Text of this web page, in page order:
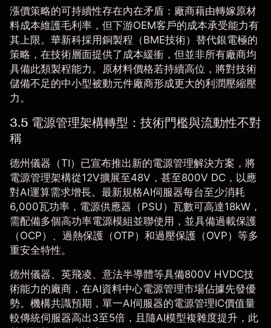
漲價策略的可持續性存在內在矛盾：廠商藉由轉嫁原材
料成本維護毛利率，但下游OEM客戶的成本承受能力有
其上限。華新科採用銅製程（BME技術）替代銀電極的
策略，在技術層面提供了成本緩衝，但並非所有廠商均
具備此類製程能力。原材料價格若持續高位，將對技術
儲備不足的中小型被動元件廠商形成更大的利潤壓縮壓
力。
3.5 電源管理架構轉型：技術門檻與流動性不對
稱
德州儀器（TI）已宣布推出新的電源管理解決方案，將
電源管理架構從12V擴展至48V，甚至800V DC，以應
對AI運算需求增長。最新規格AI伺服器每台至少消耗
6,000瓦功率，電源供應器（PSU）瓦數可高達18kW，
需配備多個高功率電源模組並聯使用，並具備過載保護
（OCP）、過熱保護（OTP）和過壓保護（OVP）等多
重安全特性。
德州儀器、英飛凌、意法半導體等具備800V HVDC技
術能力的廠商，在AI資料中心電源管理市場佔據先發優
勢。機構共識預期，單一AI伺服器的電源管理IC價值量
較傳統伺服器高出3至5倍，且隨AI模型複雜度提升，此